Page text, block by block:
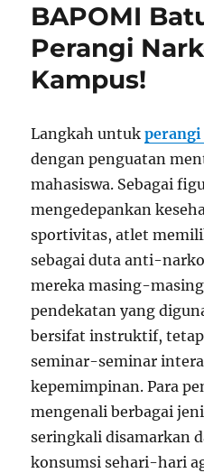
BAPOMI
Perangi
Kampus!
Langkah untuk
dengan penguatan
mahasiswa. Sebagai
mengedepankan
sportivitas, atlet
sebagai duta anti-
mereka masing-
pendekatan yang
bersifat instruktif,
seminar-seminar
kepemimpinan. Para
mengenali berbagai
seringkali disamarkan
konsumsi sehari-hari